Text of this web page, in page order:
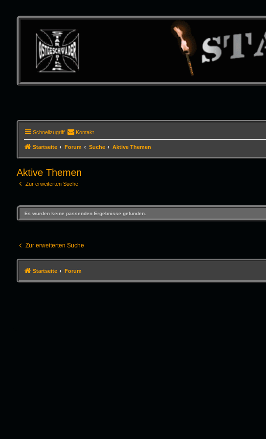
Schnellzugriff Kontakt
Startseite Forum Suche Aktive Themen
Aktive Themen
Zur erweiterten Suche
Es wurden keine passenden Ergebnisse gefunden.
Zur erweiterten Suche
Startseite Forum